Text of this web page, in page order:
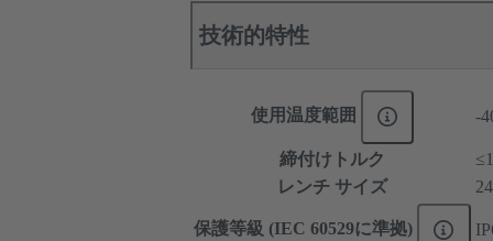
技術的特性
使用温度範囲 -
締付けトルク
レンチ サイズ
24
保護等級 (IEC 60529に準拠)